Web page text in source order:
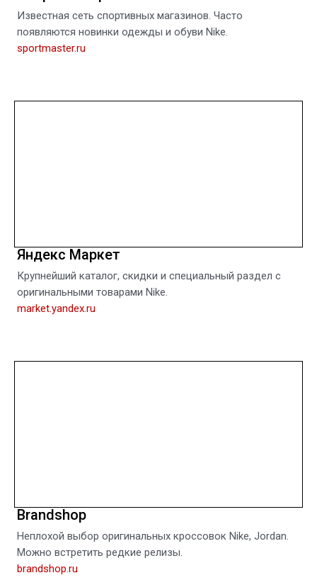
Известная сеть спортивных магазинов. Часто
появляются новинки одежды и обуви Nike.
sportmaster.ru
Яндекс Маркет
Крупнейший каталог, скидки и специальный раздел с
оригинальными товарами Nike.
market.yandex.ru
Brandshop
Неплохой выбор оригинальных кроссовок Nike, Jordan.
Можно встретить редкие релизы.
brandshop.ru